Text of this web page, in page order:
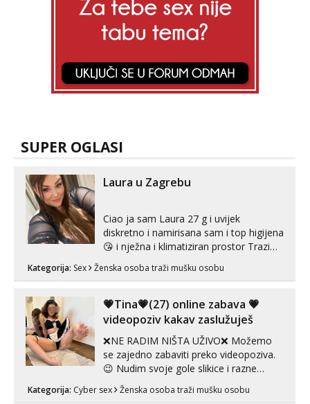
SUPER OGLASI
Laura u Zagrebu
Ciao ja sam Laura 27 g i uvijek
diskretno i namirisana sam i top higijena
😘 i nježna i klimatiziran prostor Trazim
Pusenje i gutanje sperme Erotsko rublje
tijelu Iskljucivo neradim analni !!! I
neljubim se Wha...
Kategorija: Sex Ženska osoba traži mušku osobu
💗Tina💗(27) online zabava 💗
videopoziv kakav zaslužuješ
❌NE RADIM NIŠTA UŽIVO❌ Možemo
se zajedno zabaviti preko videopoziva.
😉 Nudim svoje gole slikice i razne
videouradke. 🤩 Za online zabavu pošalji
poruku na Whatsapp, Telegram ili Viber.
Kategorija: Cyber sex Ženska osoba traži mušku osobu